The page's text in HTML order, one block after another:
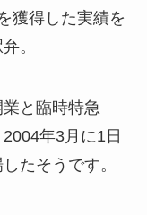
獲得した実績を
。
と臨時特急
年3月に1日
たそうです。